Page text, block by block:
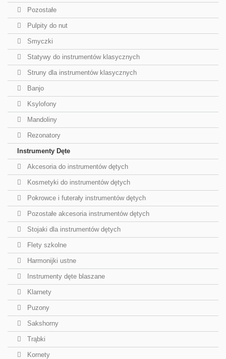
Pozostałe
Pulpity do nut
Smyczki
Statywy do instrumentów klasycznych
Struny dla instrumentów klasycznych
Banjo
Ksylofony
Mandoliny
Rezonatory
Instrumenty Dęte
Akcesoria do instrumentów dętych
Kosmetyki do instrumentów dętych
Pokrowce i futerały instrumentów dętych
Pozostałe akcesoria instrumentów dętych
Stojaki dla instrumentów dętych
Flety szkolne
Harmonijki ustne
Instrumenty dęte blaszane
Klarnety
Puzony
Sakshorny
Trąbki
Kornety